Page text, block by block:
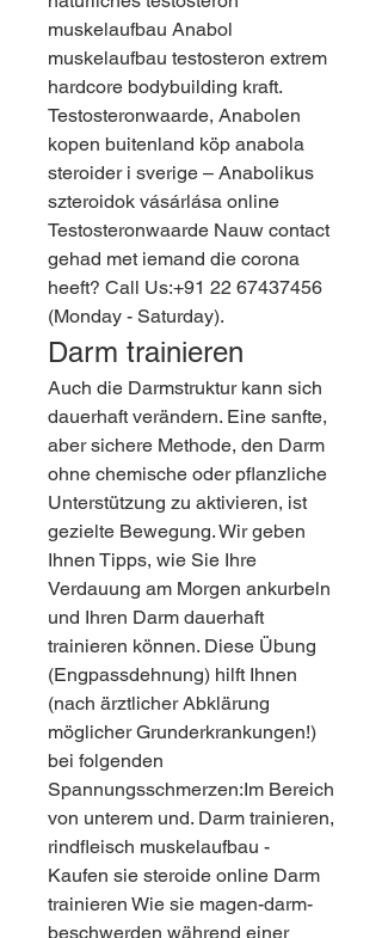
muskelaufbau Anabol
muskelaufbau testosteron extrem
hardcore bodybuilding kraft.
Testosteronwaarde, Anabolen
kopen buitenland köp anabola
steroider i sverige – Anabolikus
szteroidok vásárlása online
Testosteronwaarde Nauw contact
gehad met iemand die corona
heeft? Call Us:+91 22 67437456
(Monday - Saturday).
Darm trainieren
Auch die Darmstruktur kann sich
dauerhaft verändern. Eine sanfte,
aber sichere Methode, den Darm
ohne chemische oder pflanzliche
Unterstützung zu aktivieren, ist
gezielte Bewegung. Wir geben
Ihnen Tipps, wie Sie Ihre
Verdauung am Morgen ankurbeln
und Ihren Darm dauerhaft
trainieren können. Diese Übung
(Engpassdehnung) hilft Ihnen
(nach ärztlicher Abklärung
möglicher Grunderkrankungen!)
bei folgenden
Spannungsschmerzen:Im Bereich
von unterem und. Darm trainieren,
rindfleisch muskelaufbau -
Kaufen sie steroide online Darm
trainieren Wie sie magen-darm-
beschwerden während einer